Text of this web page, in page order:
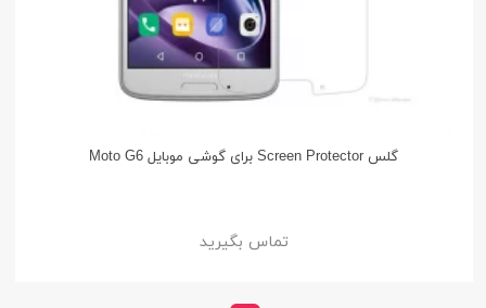
گلس Screen Protector برای گوشی موبایل Moto G6
تماس بگیرید